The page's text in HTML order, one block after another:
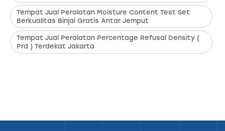
Tempat Jual Peralatan Moisture Content Test Set
Berkualitas Binjai Gratis Antar Jemput
Tempat Jual Peralatan Percentage Refusal Density (
Prd ) Terdekat Jakarta